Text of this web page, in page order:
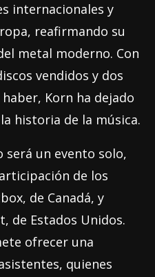
internacionales y
reafirmando su
metal moderno. Con
vendidos y dos
Korn ha dejado
historia de la música.
será un evento solo,
de los
de Canadá, y
de Estados Unidos.
ofrecer una
quienes